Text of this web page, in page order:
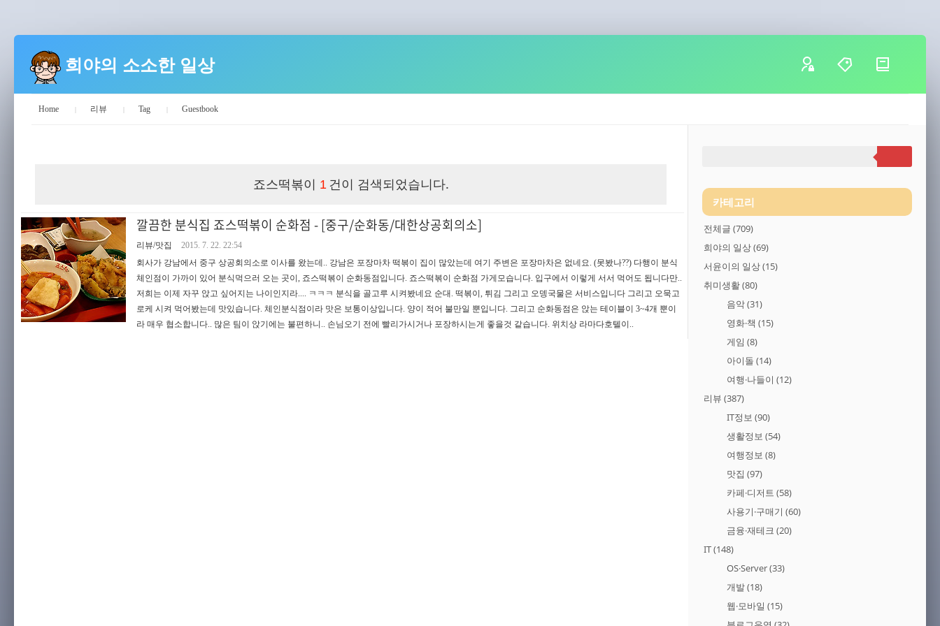
희야의 소소한 일상
Home 리뷰 Tag Guestbook
죠스떡볶이 1 건이 검색되었습니다.
깔끔한 분식집 죠스떡볶이 순화점 - [중구/순화동/대한상공회의소]
리뷰/맛집
2015. 7. 22. 22:54
회사가 강남에서 중구 상공회의소로 이사를 왔는데.. 강남은 포장마차 떡볶이 집이 많았는데 여기 주변은 포장마차은 없네요. (못봤나??) 다행이 분식
체인점이 가까이 있어 분식먹으러 오는 곳이, 죠스떡볶이 순화동점입니다. 죠스떡볶이 순화점 가게모습니다. 입구에서 이렇게 서서 먹어도 됩니다만..
저희는 이제 자꾸 앉고 싶어지는 나이인지라.... ㅋㅋㅋ 분식을 골고루 시켜봤네요 순대. 떡볶이, 튀김 그리고 오뎅국물은 서비스입니다 그리고 오묵고
로케 시켜 먹어봤는데 맛있습니다. 체인분식점이라 맛은 보통이상입니다. 양이 적어 불만일 뿐입니다. 그리고 순화동점은 앉는 테이블이 3~4개 뿐이
라 매우 협소합니다.. 많은 팀이 앉기에는 불편하니.. 손님오기 전에 빨리가시거나 포장하시는게 좋을것 같습니다. 위치상 라마다호텔이..
카테고리
전체글 (709)
희야의 일상(69)
서윤이의 일상(15)
취미생활(80)
음악(31)
영화·책 (15)
게임 (8)
아이돌 (14)
여행·나들이 (12)
리뷰 (387)
IT정보 (90)
생활정보 (54)
여행정보 (8)
맛집 (97)
카페·디저트 (58)
사용기·구매기 (60)
금융·재테크 (20)
IT(148)
OS·Server(33)
개발(18)
웹·모바일 (15)